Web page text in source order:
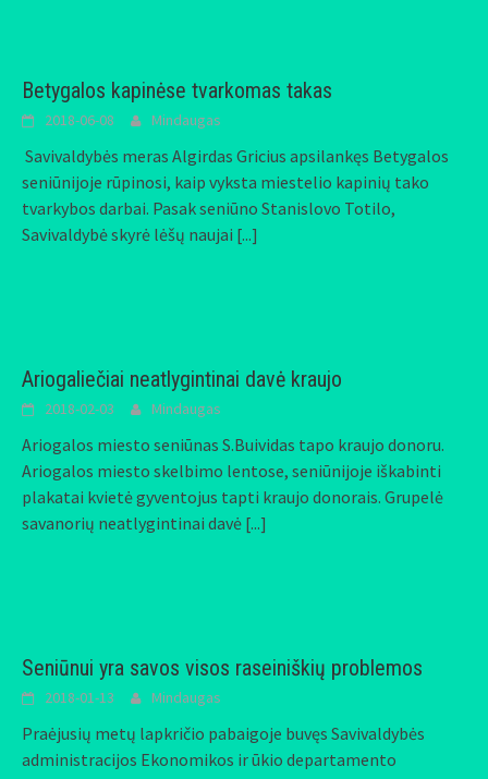
Betygalos kapinėse tvarkomas takas
2018-06-08 Mindaugas
Savivaldybės meras Algirdas Gricius apsilankęs Betygalos
seniūnijoje rūpinosi, kaip vyksta miestelio kapinių tako
tvarkybos darbai. Pasak seniūno Stanislovo Totilo,
Savivaldybė skyrė lėšų naujai [...]
Ariogaliečiai neatlygintinai davė kraujo
2018-02-03 Mindaugas
Ariogalos miesto seniūnas S.Buividas tapo kraujo donoru.
Ariogalos miesto skelbimo lentose, seniūnijoje iškabinti
plakatai kvietė gyventojus tapti kraujo donorais. Grupelė
savanorių neatlygintinai davė [...]
Seniūnui yra savos visos raseiniškių problemos
2018-01-13 Mindaugas
Praėjusių metų lapkričio pabaigoje buvęs Savivaldybės
administracijos Ekonomikos ir ūkio departamento